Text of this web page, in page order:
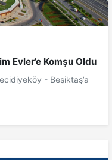
Evler’e Komşu Oldu
- Beşiktaş’a